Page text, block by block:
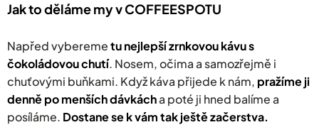
Jak to děláme my v COFFEESPOTU
Napřed vyberemetu nejlepší zrnkovou kávu s
čokoládovou chutí. Nosem, očima a samozřejmě i
chuťovými buňkami. Když káva přijede k nám, pražíme ji
denně po menších dávkácha poté ji hned balíme a
posíláme. Dostane se k vám tak ještě začerstva.